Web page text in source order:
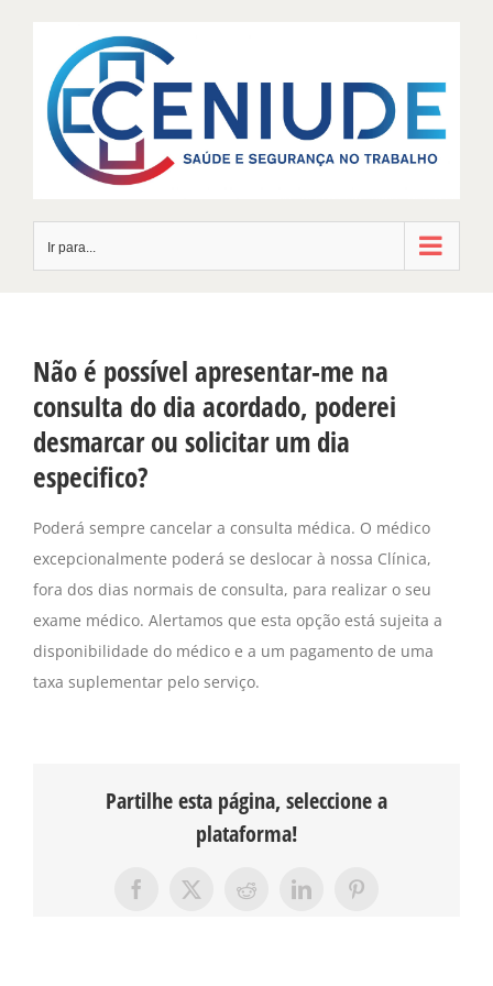
content
Ir para...
Não é possível apresentar-me na
consulta do dia acordado, poderei
desmarcar ou solicitar um dia
especifico?
Poderá sempre cancelar a consulta médica. O médico
excepcionalmente poderá se deslocar à nossa Clínica,
fora dos dias normais de consulta, para realizar o seu
exame médico. Alertamos que esta opção está sujeita a
disponibilidade do médico e a um pagamento de uma
taxa suplementar pelo serviço.
Partilhe esta página, seleccione a
plataforma!
Facebook
X RedditLinkedInPinterest